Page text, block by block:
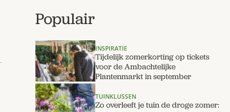
Populair
INSPIRATIE
Tijdelijk zomerkorting op tickets
voor de Ambachtelijke
Plantenmarkt in september
TUINKLUSSEN
Zo overleeft je tuin de droge zomer: